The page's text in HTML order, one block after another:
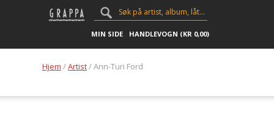
MIN SIDE HANDLEVOGN (KR 0,00)
Hjem /Artist/ Ann-Turi Ford